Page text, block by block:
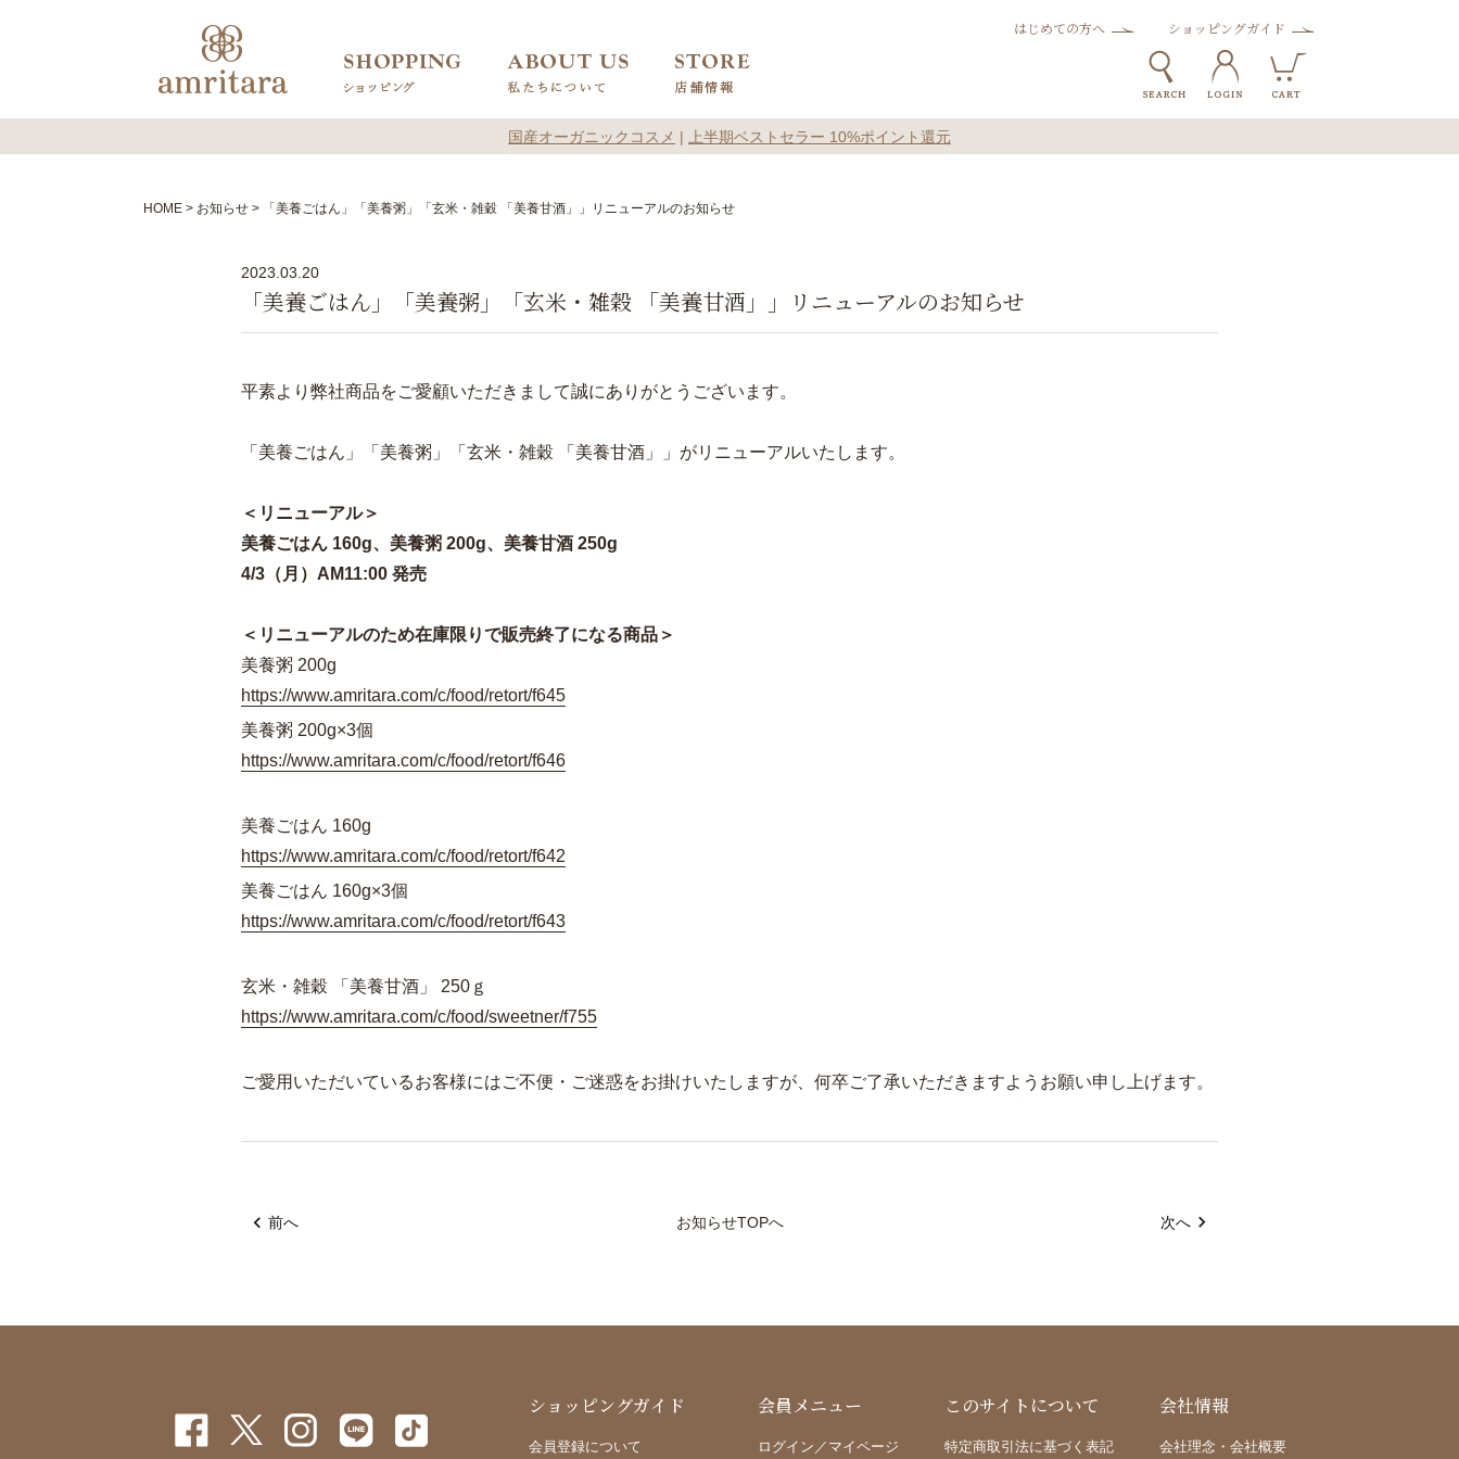
はじめての方へ ショッピングガイド
国産オーガニックコスメ | 上半期ベストセラー 10%ポイント還元
HOME お知らせ 「美養ごはん」「美養粥」「玄米・雑穀 「美養甘酒」」リニューアルのお知らせ
2023.03.20
「美養ごはん」「美養粥」「玄米・雑穀 「美養甘酒」」リニューアルのお知らせ
平素より弊社商品をご愛顧いただきまして誠にありがとうございます。
「美養ごはん」「美養粥」「玄米・雑穀 「美養甘酒」」がリニューアルいたします。
＜リニューアル＞
美養ごはん 160g、美養粥 200g、美養甘酒 250g
4/3（月）AM11:00 発売
＜リニューアルのため在庫限りで販売終了になる商品＞
美養粥 200g
https://www.amritara.com/c/food/retort/f645
美養粥 200g×3個
https://www.amritara.com/c/food/retort/f646
美養ごはん 160g
https://www.amritara.com/c/food/retort/f642
美養ごはん 160g×3個
https://www.amritara.com/c/food/retort/f643
玄米・雑穀 「美養甘酒」 250ｇ
https://www.amritara.com/c/food/sweetner/f755
ご愛用いただいているお客様にはご不便・ご迷惑をお掛けいたしますが、何卒ご了承いただきますようお願い申し上げます。
前へ お知らせTOPへ 次へ
ショッピングガイド
会員登録について
会員メニュー
ログイン／マイページ
このサイトについて
特定商取引法に基づく表記
会社情報
会社理念・会社概要